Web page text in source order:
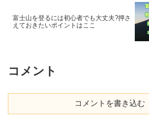
富士山を登るには初心者でも大丈夫?押さ
えておきたいポイントはここ
コメント
コメントを書き込む